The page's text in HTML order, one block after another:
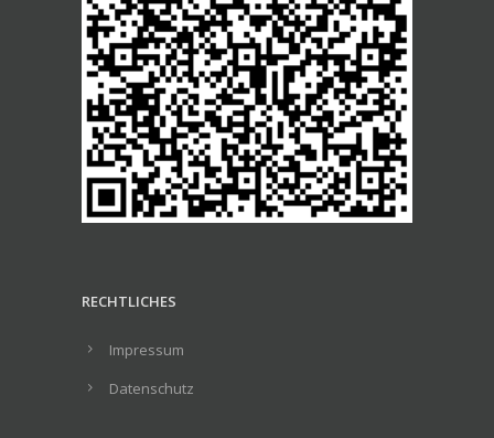
RECHTLICHES
Impressum
Datenschutz